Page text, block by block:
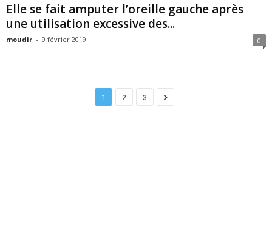
Elle se fait amputer l’oreille gauche après
une utilisation excessive des...
moudir - 9 février 2019 0
1 2 3